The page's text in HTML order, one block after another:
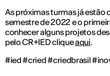
As próximas turmas já estão
semestre de 2022 e o
conhecer alguns projetos
pelo CR+IED cliqueaqui.
#ied #cried #criedbrasil